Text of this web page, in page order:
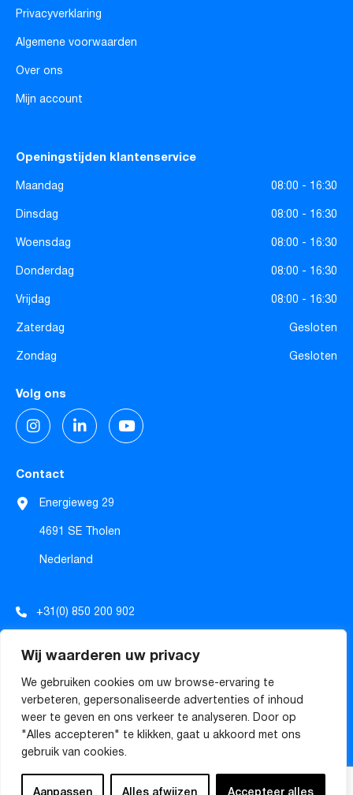
Wij waarderen uw privacy
We gebruiken cookies om uw browse-ervaring te
verbeteren, gepersonaliseerde advertenties of inhoud
weer te geven en ons verkeer te analyseren. Door op
"Alles accepteren" te klikken, gaat u akkoord met ons
gebruik van cookies.
Aanpassen Alles afwijzen Accepteer alles
Privacyverklaring
Algemene voorwaarden
Over ons
Mijn account
Openingstijden klantenservice
Maandag
08:00 - 16:30
Dinsdag
08:00 - 16:30
Woensdag
08:00 - 16:30
Donderdag
08:00 - 16:30
Vrijdag
08:00 - 16:30
Zaterdag
Gesloten
Zondag
Gesloten
Volg ons
Contact
Energieweg 29
4691 SE Tholen
Nederland
+31(0) 850 200 902
© Copyright 2026
Algemene voorwaarden